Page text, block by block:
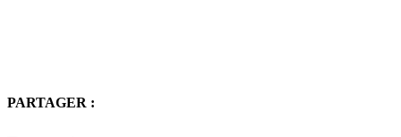
PARTAGER :